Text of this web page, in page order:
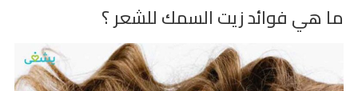
ما هي فوائد زيت السمك للشعر ؟